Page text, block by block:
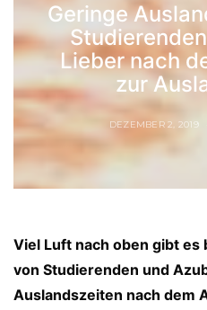
Geringe
Lieber nach
zur
DEZEMBER 2, 2019
Viel Luft nach oben gibt
von Studierenden und
Auslandszeiten nach dem